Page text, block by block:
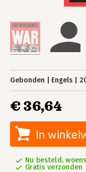
Gebonden Engels
€ 36,64
In
Nu besteld,
Gratis verzonden